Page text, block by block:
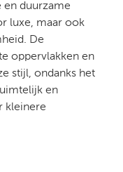
en duurzame
luxe, maar ook
De
oppervlakken en
stijl, ondanks het
en
kleinere